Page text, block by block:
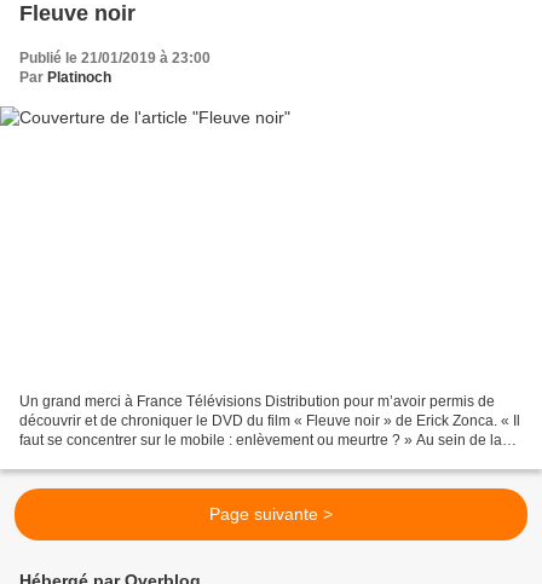
Fleuve noir
Publié le 21/01/2019 à 23:00
Par Platinoch
Un grand merci à France Télévisions Distribution pour m’avoir permis de
découvrir et de chroniquer le DVD du film « Fleuve noir » de Erick Zonca. « Il
faut se concentrer sur le mobile : enlèvement ou meurtre ? » Au sein de la
Page suivante >